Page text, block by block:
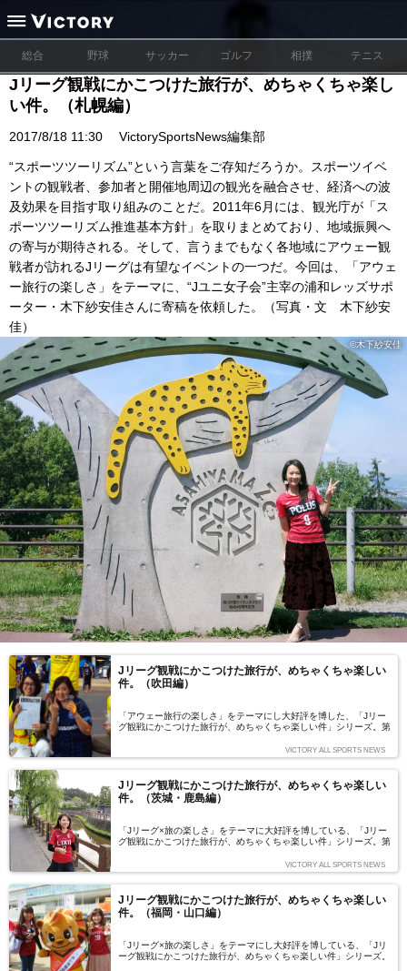
総合 野球 サッカー ゴルフ 相撲 テニス
Jリーグ観戦にかこつけた旅行が、めちゃくちゃ楽し
い件。（札幌編）
2017/8/18 11:30 VictorySportsNews編集部
“スポーツツーリズム”という言葉をご存知だろうか。スポーツイベ
ントの観戦者、参加者と開催地周辺の観光を融合させ、経済への波
及効果を目指す取り組みのことだ。2011年6月には、観光庁が「ス
ポーツツーリズム推進基本方針」を取りまとめており、地域振興へ
の寄与が期待される。そして、言うまでもなく各地域にアウェー観
戦者が訪れるJリーグは有望なイベントの一つだ。今回は、「アウェ
ー旅行の楽しさ」をテーマに、“Jユニ女子会”主宰の浦和レッズサポ
ーター・木下紗安佳さんに寄稿を依頼した。（写真・文 木下紗安
佳）
©木下紗安佳
Jリーグ観戦にかこつけた旅行が、めちゃくちゃ楽しい
件。（吹田編）
「アウェー旅行の楽しさ」をテーマにし大好評を博した、「Jリー
グ観戦にかこつけた旅行が、めちゃくちゃ楽しい件」シリーズ。第
ルサポ・下高原充子（しもたかはらあつこ）さんにレポをお願いし
ました（写真・文／下高原充子）
VICTORY ALL SPORTS NEWS
Jリーグ観戦にかこつけた旅行が、めちゃくちゃ楽しい
件。（茨城・鹿島編）
「Jリーグ×旅の楽しさ」をテーマに大好評を博している、「Jリー
グ観戦にかこつけた旅行が、めちゃくちゃ楽しい件」シリーズ。第
島アントラーズサポ・児玉弥生さんにレポをお願いしました。今回
は、アウェーではなくホーム。茨城出身とはいえ東京在住の児玉さ
っとした旅行です。そして、カシマスタジアムまでの「よりみち」
には魅力がいっぱい！ さっそくご覧ください。（写真・文／児玉
弥生）
VICTORY ALL SPORTS NEWS
Jリーグ観戦にかこつけた旅行が、めちゃくちゃ楽しい
件。（福岡・山口編）
「Jリーグ×旅の楽しさ」をテーマにし大好評を博している、「Jリ
ーグ観戦にかこつけた旅行が、めちゃくちゃ楽しい件」シリーズ。